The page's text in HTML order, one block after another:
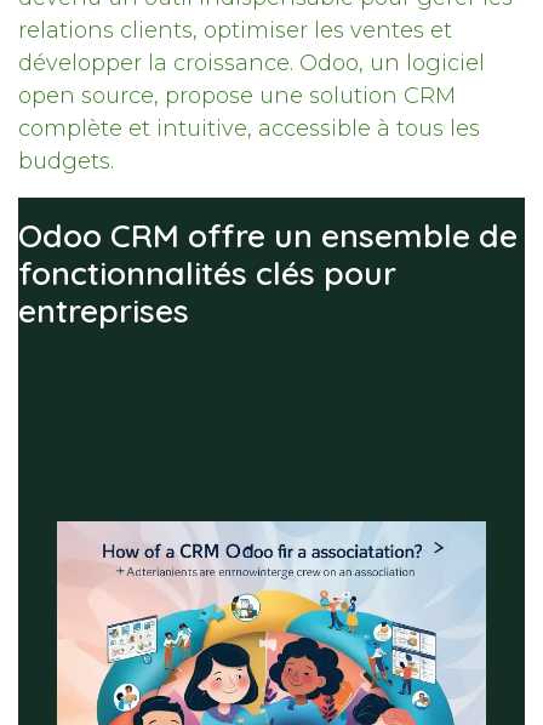
relations clients, optimiser les ventes et
développer la croissance. Odoo, un logiciel
open source, propose une solution CRM
complète et intuitive, accessible à tous les
budgets.
Odoo CRM offre un ensemble de
fonctionnalités clés pour
entreprises